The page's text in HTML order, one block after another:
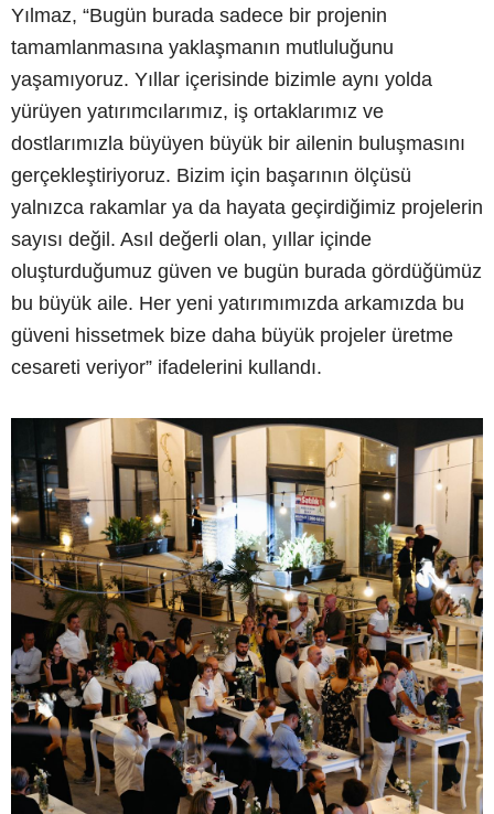
Yılmaz, “Bugün burada sadece bir projenin
tamamlanmasına yaklaşmanın mutluluğunu
yaşamıyoruz. Yıllar içerisinde bizimle aynı yolda
yürüyen yatırımcılarımız, iş ortaklarımız ve
dostlarımızla büyüyen büyük bir ailenin buluşmasını
gerçekleştiriyoruz. Bizim için başarının ölçüsü
yalnızca rakamlar ya da hayata geçirdiğimiz projelerin
sayısı değil. Asıl değerli olan, yıllar içinde
oluşturduğumuz güven ve bugün burada gördüğümüz
bu büyük aile. Her yeni yatırımımızda arkamızda bu
güveni hissetmek bize daha büyük projeler üretme
cesareti veriyor” ifadelerini kullandı.